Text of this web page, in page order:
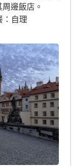
邊飯店。
自理